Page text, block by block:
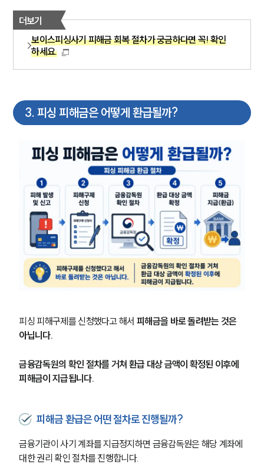
더보기
보이스피싱사기 피해금 회복 절차가 궁금하다면 꼭! 확인
하세요.
3. 피싱 피해금은 어떻게 환급될까?
피싱 피해구제를 신청했다고 해서 피해금을 바로 돌려받는 것은
아닙니다.
금융감독원의 확인 절차를 거쳐 환급 대상 금액이 확정된 이후에
피해금이 지급됩니다.
피해금 환급은 어떤 절차로 진행될까?
금융기관이 사기 계좌를 지급정지하면 금융감독원은 해당 계좌에
대한 권리 확인 절차를 진행합니다.